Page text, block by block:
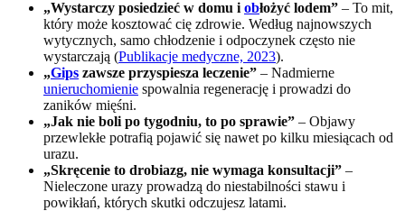
„Wystarczy posiedzieć w domu i obłożyć lodem” – To mit,
który może kosztować cię zdrowie. Według najnowszych
wytycznych, samo chłodzenie i odpoczynek często nie
wystarczają (Publikacje medyczne, 2023).
„Gips zawsze przyspiesza leczenie” – Nadmierne
unieruchomienie spowalnia regenerację i prowadzi do
zaników mięśni.
„Jak nie boli po tygodniu, to po sprawie” – Objawy
przewlekłe potrafią pojawić się nawet po kilku miesiącach od
urazu.
„Skręcenie to drobiazg, nie wymaga konsultacji” –
Nieleczone urazy prowadzą do niestabilności stawu i
powikłań, których skutki odczujesz latami.